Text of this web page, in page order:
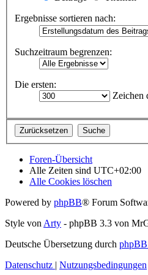
Ergebnisse sortieren nach:
Suchzeitraum begrenzen:
Die ersten:
Zeichen
Foren-Übersicht
Alle Zeiten sind UTC+02:00
Alle Cookies löschen
Powered by phpBB® Forum
Style von Arty - phpBB 3.3 von
Deutsche Übersetzung durch
Datenschutz | Nutzungsbedingungen